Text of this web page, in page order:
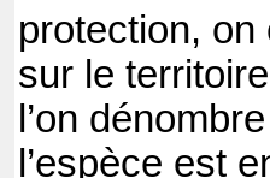
protection,
sur le
l’on
l’espèce est